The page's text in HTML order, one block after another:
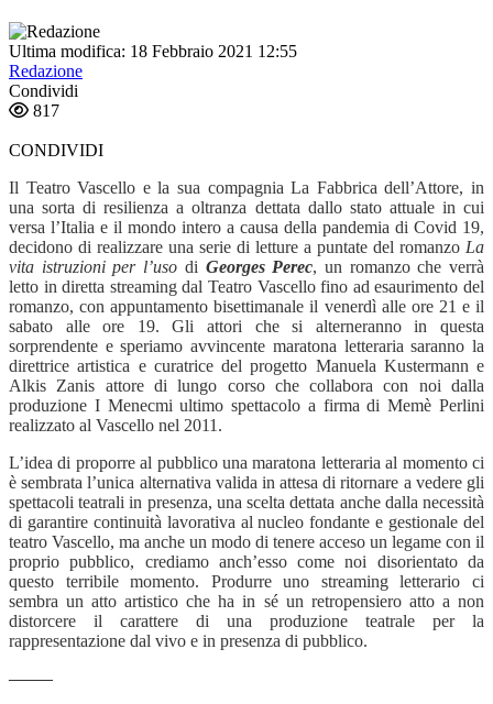
Ultima modifica: 18 Febbraio 2021 12:55
Redazione
Condividi
817
CONDIVIDI
Il Teatro Vascello e la sua compagnia La Fabbrica dell’Attore, in
una sorta di resilienza a oltranza dettata dallo stato attuale in cui
versa l’Italia e il mondo intero a causa della pandemia di Covid 19,
decidono di realizzare una serie di letture a puntate del romanzo La
vita istruzioni per l’uso di Georges Perec, un romanzo che verrà
letto in diretta streaming dal Teatro Vascello fino ad esaurimento del
romanzo, con appuntamento bisettimanale il venerdì alle ore 21 e il
sabato alle ore 19. Gli attori che si alterneranno in questa
sorprendente e speriamo avvincente maratona letteraria saranno la
direttrice artistica e curatrice del progetto Manuela Kustermann e
Alkis Zanis attore di lungo corso che collabora con noi dalla
produzione I Menecmi ultimo spettacolo a firma di Memè Perlini
realizzato al Vascello nel 2011.
L’idea di proporre al pubblico una maratona letteraria al momento ci
è sembrata l’unica alternativa valida in attesa di ritornare a vedere gli
spettacoli teatrali in presenza, una scelta dettata anche dalla necessità
di garantire continuità lavorativa al nucleo fondante e gestionale del
teatro Vascello, ma anche un modo di tenere acceso un legame con il
proprio pubblico, crediamo anch’esso come noi disorientato da
questo terribile momento. Produrre uno streaming letterario ci
sembra un atto artistico che ha in sé un retropensiero atto a non
distorcere il carattere di una produzione teatrale per la
rappresentazione dal vivo e in presenza di pubblico.
——–